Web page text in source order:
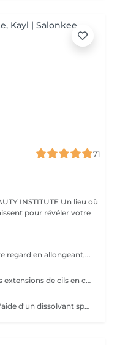
71
pour révéler votre
Les extensions de cils subliment votre regard en allongeant, densifiant et recourbant vos cils un à un. Chaque pose est personnalisée selon la forme de vos yeux et le style souhaité naturel, glamour ou intense. Techniques proposées : cil à cil, volume léger, volume russe. Tenue : 3 à 5 semaines avec entretien régulier. Résultat : un regard profond et maquillé, sans effort. Un effet waouh dès le réveil, tout en élégance.
Le remplissage permet de raviver vos extensions de cils en comblant les zones clairsemées dues à la chute naturelle des cils. Recommandé toutes les 2 à 3 semaines pour garder un résultat dense, uniforme et soigné. Disponible pour toutes les techniques : cil à cil, volume léger, volume russe. Un entretien régulier pour un regard toujours impeccable.
La dépose est réalisée en douceur à l'aide d'un dissolvant spécifique, sans abîmer vos cils naturels. Recommandée : en cas de pause entre deux poses ou pour repartir sur une base saine. Durée : environ 20 minutes. Résultat : des cils naturels préservés et en bonne santé. Un retrait sûr, professionnel et sans risque.